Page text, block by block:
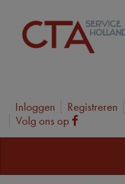
Inloggen Registreren
Volg ons op
Facebook